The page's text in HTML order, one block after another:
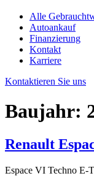
Alle
Autoankauf
Finanzierung
Kontakt
Karriere
Kontaktieren Sie uns
Baujahr:
Renault
Espace VI Techno E-